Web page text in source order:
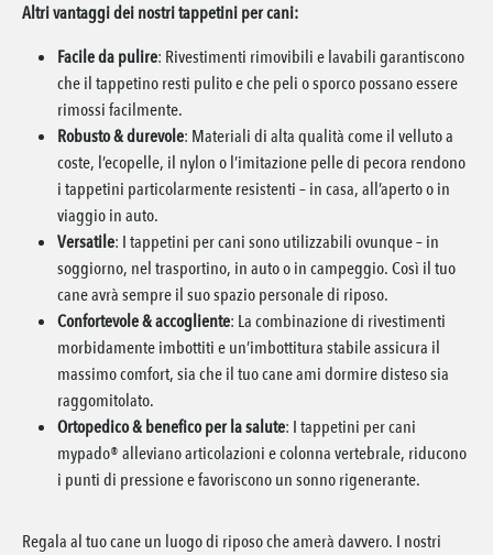
Altri vantaggi dei nostri tappetini per cani:
Facile da pulire: Rivestimenti rimovibili e lavabili garantiscono
che il tappetino resti pulito e che peli o sporco possano essere
rimossi facilmente.
Robusto & durevole: Materiali di alta qualità come il velluto a
coste, l’ecopelle, il nylon o l’imitazione pelle di pecora rendono
i tappetini particolarmente resistenti – in casa, all’aperto o in
viaggio in auto.
Versatile: I tappetini per cani sono utilizzabili ovunque – in
soggiorno, nel trasportino, in auto o in campeggio. Così il tuo
cane avrà sempre il suo spazio personale di riposo.
Confortevole & accogliente: La combinazione di rivestimenti
morbidamente imbottiti e un’imbottitura stabile assicura il
massimo comfort, sia che il tuo cane ami dormire disteso sia
raggomitolato.
Ortopedico & benefico per la salute: I tappetini per cani
mypado® alleviano articolazioni e colonna vertebrale, riducono
i punti di pressione e favoriscono un sonno rigenerante.
Regala al tuo cane un luogo di riposo che amerà davvero. I nostri